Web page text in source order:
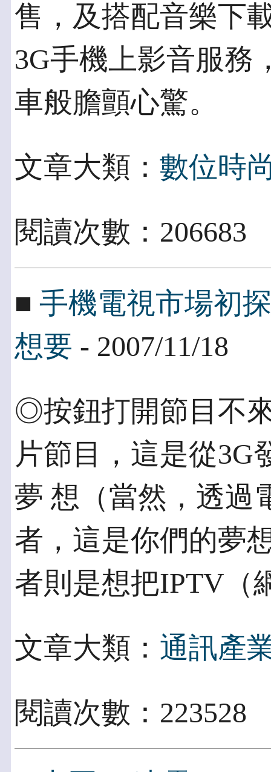
售，及搭配音樂下
3G手機上影音服務
車般膽顫心驚。
文章大類： 數位時
閱讀次數：
■ 手機電視市場初
想要 - 2007/11/18
◎按鈕打開節目不
片節目，這是從3G
夢 想（當然，透過
者，這是你們的夢
者則是想把IPTV（
文章大類： 通訊產
閱讀次數：